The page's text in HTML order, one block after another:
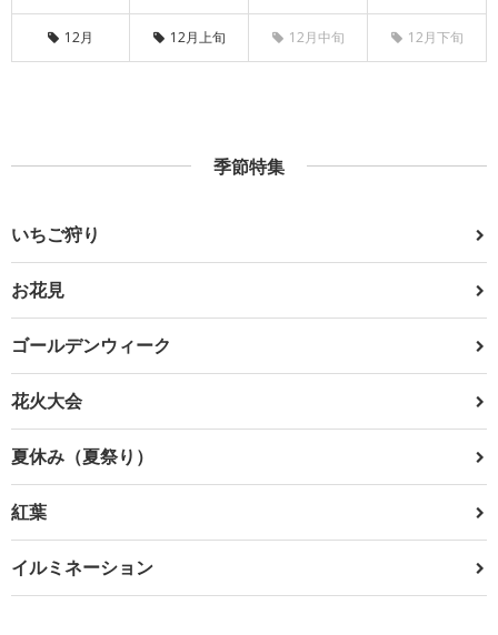
12月 12月上旬 12月中旬 12月下旬
季節特集
いちご狩り
お花見
ゴールデンウィーク
花火大会
夏休み（夏祭り）
紅葉
イルミネーション